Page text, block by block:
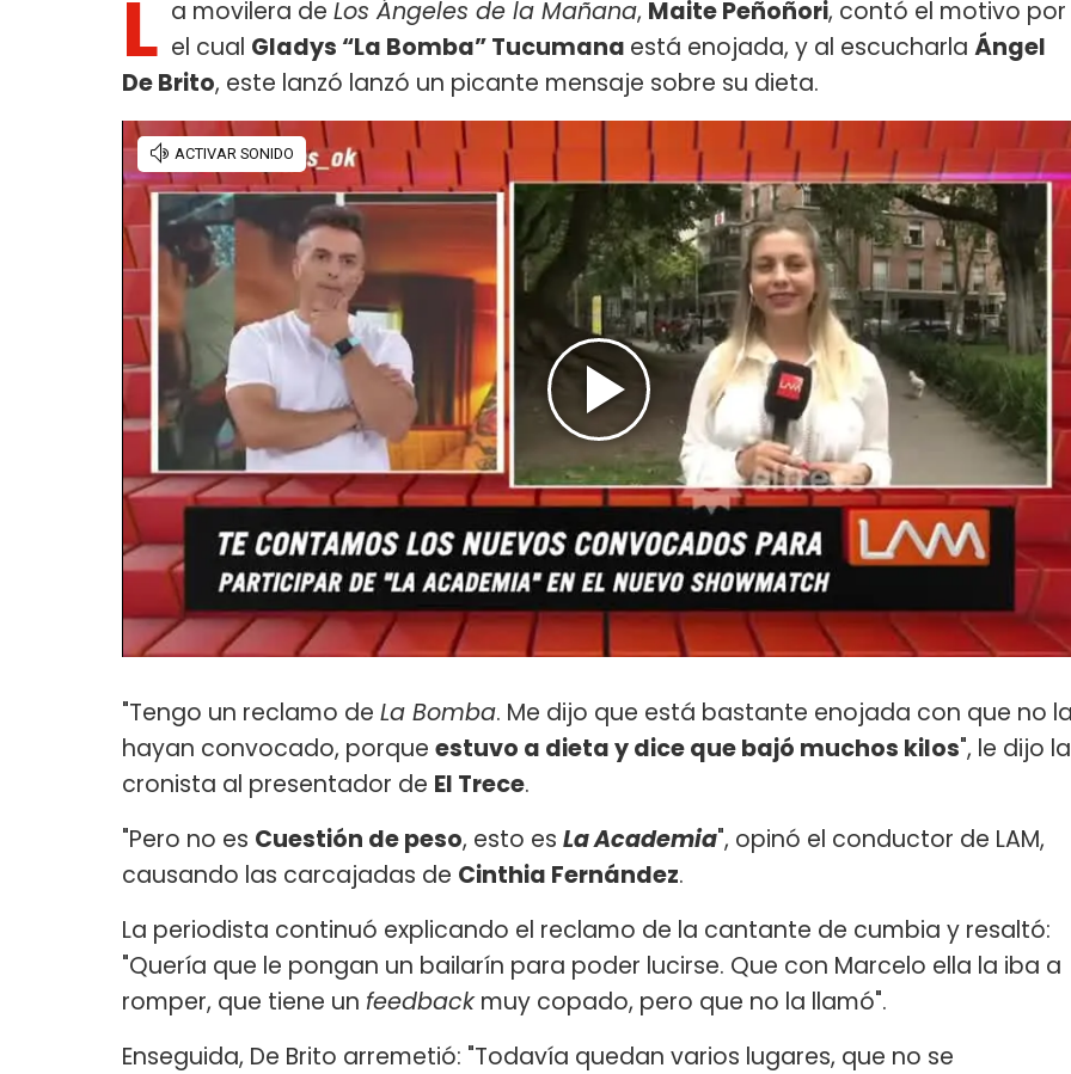
L a movilera de Los Ángeles de la Mañana, Maite Peñoñori, contó el motivo por
el cual Gladys “La Bomba” Tucumana está enojada, y al escucharla Ángel
De Brito, este lanzó lanzó un picante mensaje sobre su dieta.
"Tengo un reclamo de La Bomba. Me dijo que está bastante enojada con que no
hayan convocado, porque estuvo a dieta y dice que bajó muchos kilos", le dijo la
cronista al presentador de El Trece.
"Pero no es Cuestión de peso, esto es La Academia", opinó el conductor de LAM,
causando las carcajadas de Cinthia Fernández.
La periodista continuó explicando el reclamo de la cantante de cumbia y resaltó:
"Quería que le pongan un bailarín para poder lucirse. Que con Marcelo ella la iba a
romper, que tiene un feedbackmuy copado, pero que no la llamó".
Enseguida, De Brito arremetió: "Todavía quedan varios lugares, que no se